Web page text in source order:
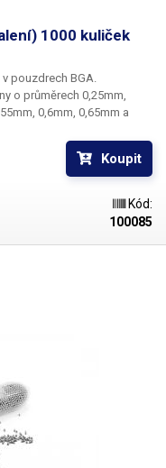
1000 kuliček
pouzdrech BGA.
o průměrech 0,25mm,
0,6mm, 0,65mm a
vždy 1000 kusů
Koupit
Kód:
100085